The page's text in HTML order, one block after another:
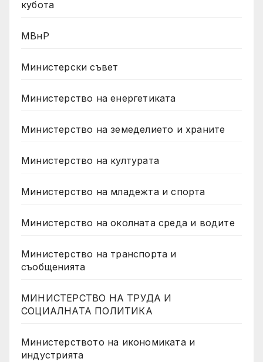
кубота
МВнР
Министерски съвет
Министерство на енергетиката
Министерство на земеделието и храните
Министерство на културата
Министерство на младежта и спорта
Министерство на околната среда и водите
Министерство на транспорта и
съобщенията
МИНИСТЕРСТВО НА ТРУДА И
СОЦИАЛНАТА ПОЛИТИКА
Министерството на икономиката и
индустрията